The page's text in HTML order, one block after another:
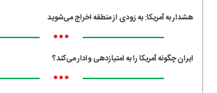
هشدار به آمریکا: به زودی از منطقه اخراج می‌شوید
•••
ایران چگونه آمریکا را به امتیازدهی وادار می‌کند؟
•••